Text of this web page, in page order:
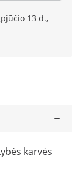
13 d.,
karvės